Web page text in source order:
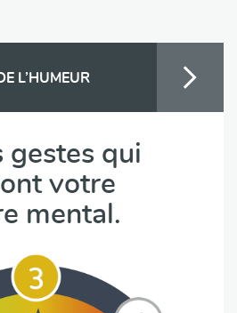
L’HUMEUR
gestes qui
votre
mental.